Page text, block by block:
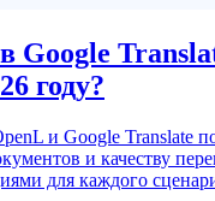
Google
году?
и Google Translate
и качеству
для каждого